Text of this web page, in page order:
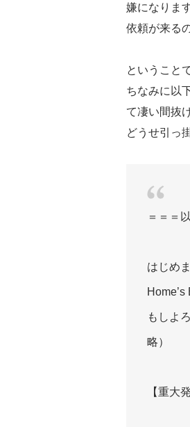
嫌になりま
依頼が来る
ということ
ちなみに以
て凄い間抜
どうせ引っ
＝＝＝
はじめ
もしよ
略）
【重大